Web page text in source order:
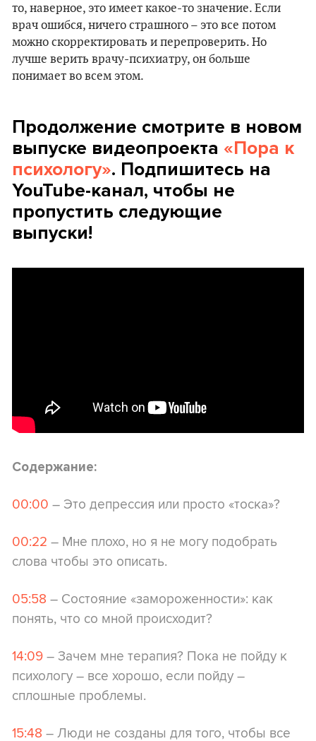
то, наверное, это имеет какое-то значение. Если
врач ошибся, ничего страшного – это все потом
можно скорректировать и перепроверить. Но
лучше верить врачу-психиатру, он больше
понимает во всем этом.
Продолжение смотрите в новом
выпуске видеопроекта «Пора к
психологу». Подпишитесь на
YouTube-канал, чтобы не
пропустить следующие
выпуски!
Содержание:
00:00 – Это депрессия или просто «тоска»?
00:22 – Мне плохо, но я не могу подобрать
слова чтобы это описать.
05:58 – Состояние «замороженности»: как
понять, что со мной происходит?
14:09– Зачем мне терапия? Пока не пойду к
психологу – все хорошо, если пойду –
сплошные проблемы.
15:48 – Люди не созданы для того, чтобы все